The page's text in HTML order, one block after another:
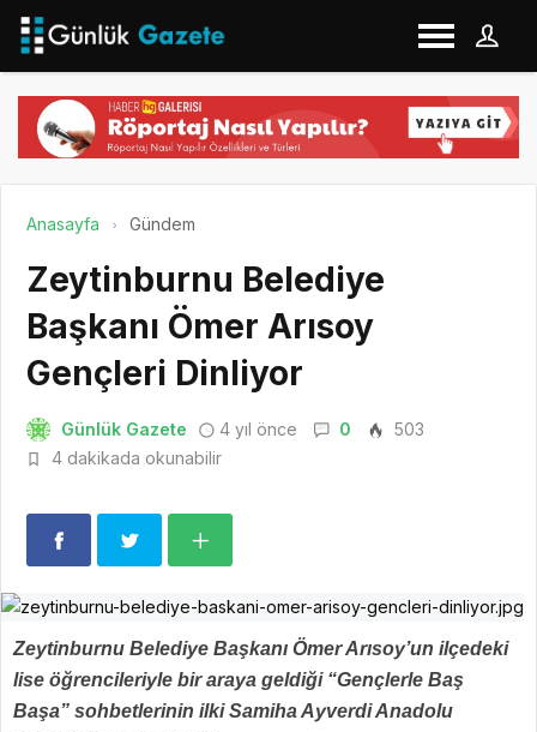
Anasayfa Gündem
Zeytinburnu Belediye
Başkanı Ömer Arısoy
Gençleri Dinliyor
Günlük Gazete 4 yıl önce 0
503
4 dakikada okunabilir
Zeytinburnu Belediye Başkanı Ömer Arısoy’un ilçedeki
lise öğrencileriyle bir araya geldiği “Gençlerle Baş
Başa” sohbetlerinin ilki Samiha Ayverdi Anadolu